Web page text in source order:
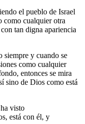
el pueblo de Israel
como cualquier otra
tan digna apariencia
siempre y cuando se
como cualquier
entonces se mira
sino de Dios como está
visto
está con él, y